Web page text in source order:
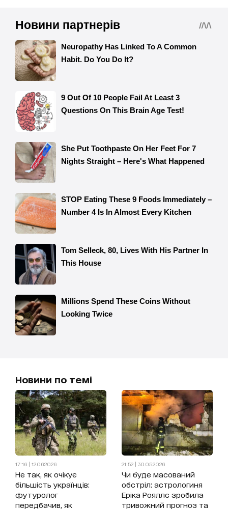
Новини по темі
17:16 | 12.06.2026
Не так, як очікує
більшість українців:
футуролог
передбачив, як
21:52 | 30.05.2026
Чи буде масований
обстріл: астрологиня
Еріка Рояллс зробила
тривожний прогноз та